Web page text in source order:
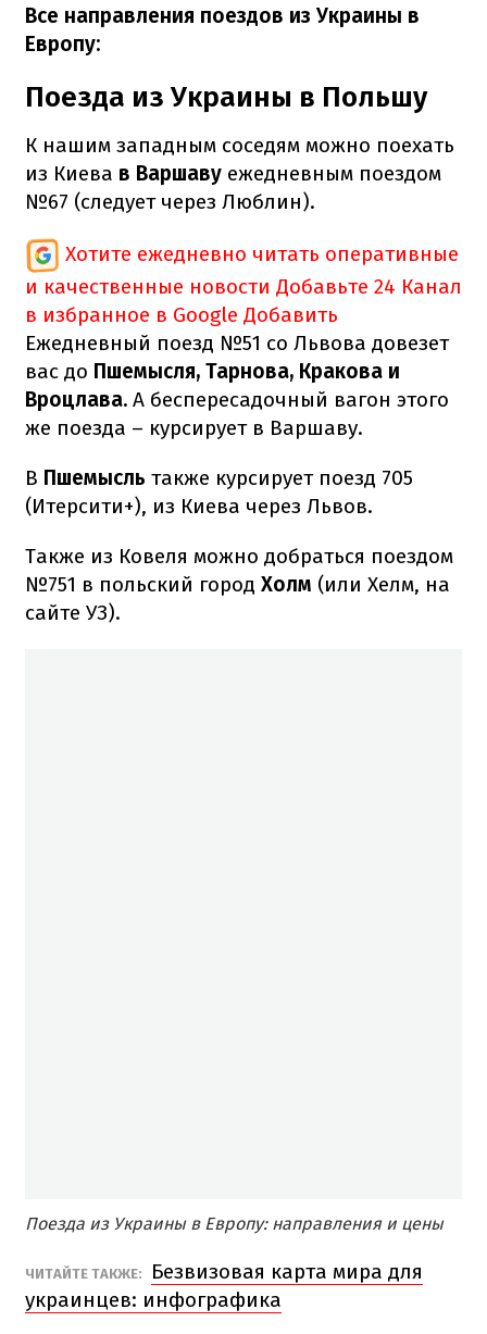
Все направления поездов из Украины в
Европу:
Поезда из Украины в Польшу
К нашим западным соседям можно поехать
из Киева в Варшаву ежедневным поездом
№67 (следует через Люблин).
Хотите ежедневно читать оперативные
и качественные новости Добавьте 24 Канал
в избранное в Google Добавить
Ежедневный поезд №51 со Львова довезет
вас до Пшемысля, Тарнова, Кракова и
Вроцлава. А беспересадочный вагон этого
же поезда – курсирует в Варшаву.
В Пшемысль также курсирует поезд 705
(Итерсити+), из Киева через Львов.
Также из Ковеля можно добраться поездом
№751 в польский город Холм (или Хелм, на
сайте УЗ).
Поезда из Украины в Европу: направления и цены
ЧИТАЙТЕ ТАКЖЕ:
Безвизовая карта мира для
украинцев: инфографика